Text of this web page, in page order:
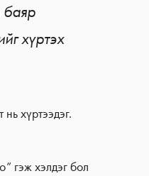
хүртэх
хүртээдэг.
гэж хэлдэг бол